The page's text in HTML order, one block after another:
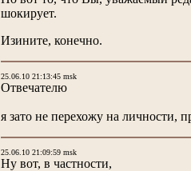
шокирует.
Изините, конечно.
25.06.10 21:13:45 msk
Отвечателю
я зато не перехожу на личности,
25.06.10 21:09:59 msk
Ну вот, в частности,